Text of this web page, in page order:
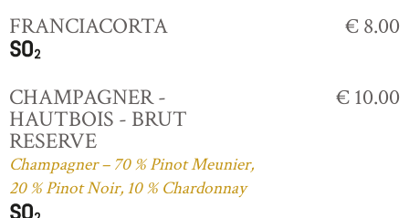
FRANCIACORTA € 8.00
CHAMPAGNER -
HAUTBOIS - BRUT
RESERVE
Champagner – 70 % Pinot Meunier,
20 % Pinot Noir, 10 % Chardonnay
€ 10.00